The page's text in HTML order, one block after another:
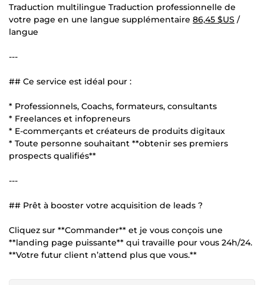
Traduction multilingue Traduction professionnelle de
votre page en une langue supplémentaire 86,45 $US /
langue
---
## Ce service est idéal pour :
* Professionnels, Coachs, formateurs, consultants
* Freelances et infopreneurs
* E-commerçants et créateurs de produits digitaux
* Toute personne souhaitant **obtenir ses premiers
prospects qualifiés**
---
## Prêt à booster votre acquisition de leads ?
Cliquez sur **Commander** et je vous conçois une
**landing page puissante** qui travaille pour vous 24h/24.
**Votre futur client n’attend plus que vous.**